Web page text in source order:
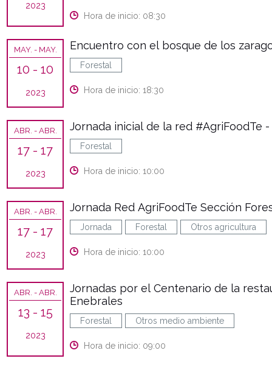
2023
Hora de inicio: 08:30
MAY. - MAY.
10 - 10
2023
Encuentro con el bosque de los
Forestal
Hora de inicio: 18:30
ABR. - ABR.
17 - 17
2023
Jornada inicial de la red #AgriFoodTe
Forestal
Hora de inicio: 10:00
ABR. - ABR.
17 - 17
2023
Jornada Red AgriFoodTe Sección
Jornada Forestal Otros agricultura
Hora de inicio: 10:00
ABR. - ABR.
13 - 15
2023
Jornadas por el Centenario de la
Enebrales
Forestal Otros medio ambiente
Hora de inicio: 09:00